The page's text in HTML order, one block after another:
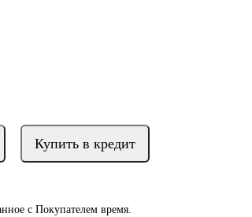
Купить в кредит
с Покупателем время.